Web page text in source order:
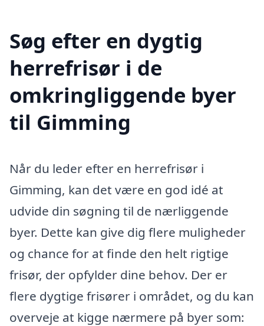
Søg efter en dygtig
herrefrisør i de
omkringliggende byer
til Gimming
Når du leder efter en herrefrisør i
Gimming, kan det være en god idé at
udvide din søgning til de nærliggende
byer. Dette kan give dig flere muligheder
og chance for at finde den helt rigtige
frisør, der opfylder dine behov. Der er
flere dygtige frisører i området, og du kan
overveje at kigge nærmere på byer som: